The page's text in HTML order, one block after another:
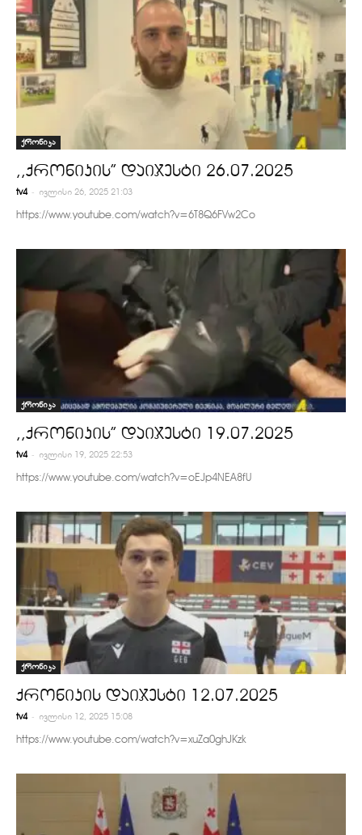
ქრონიკა
,,ქრონიკის” დაიჯესტი 26.07.2025
tv4 - ივლისი 26, 2025 21:03
https://www.youtube.com/watch?v=6T8Q6FVw2Co
ქრონიკა
,,ქრონიკის” დაიჯესტი 19.07.2025
tv4 - ივლისი 19, 2025 22:53
https://www.youtube.com/watch?v=oEJp4NEA8fU
ქრონიკა
ქრონიკის დაიჯესტი 12.07.2025
tv4 - ივლისი 12, 2025 15:08
https://www.youtube.com/watch?v=xuZa0ghJKzk